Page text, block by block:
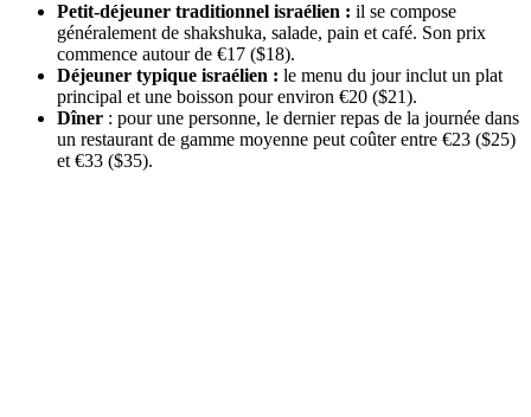
Petit-déjeuner traditionnel israélien : il se compose
généralement de shakshuka, salade, pain et café. Son prix
commence autour de €17 ($18).
Déjeuner typique israélien : le menu du jour inclut un plat
principal et une boisson pour environ €20 ($21).
Dîner : pour une personne, le dernier repas de la journée dans
un restaurant de gamme moyenne peut coûter entre €23 ($25)
et €33 ($35).